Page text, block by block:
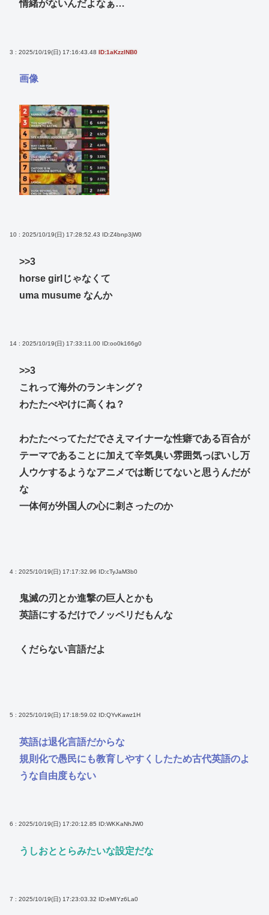
情緒がないんだよなぁ…
3 : 2025/10/19(日) 17:16:43.48 ID:1aKzzlNB0
画像
10 : 2025/10/19(日) 17:28:52.43 ID:Z4bnp3jW0
>>3
horse girlじゃなくて
uma musume なんか
14 : 2025/10/19(日) 17:33:11.00 ID:oo0k166g0
>>3
これって海外のランキング？
わたたべやけに高くね？
わたたべってただでさえマイナーな性癖である百合が
テーマであることに加えて辛気臭い雰囲気っぽいし万
人ウケするようなアニメでは断じてないと思うんだが
な
一体何が外国人の心に刺さったのか
4 : 2025/10/19(日) 17:17:32.96 ID:cTyJaM3b0
鬼滅の刃とか進撃の巨人とかも
英語にするだけでノッペリだもんな
くだらない言語だよ
5 : 2025/10/19(日) 17:18:59.02 ID:QYvKawz1H
英語は退化言語だからな
規則化で愚民にも教育しやすくしたため古代英語のよ
うな自由度もない
6 : 2025/10/19(日) 17:20:12.85 ID:WKKaNhJW0
うしおととらみたいな設定だな
7 : 2025/10/19(日) 17:23:03.32 ID:eMIYz6La0